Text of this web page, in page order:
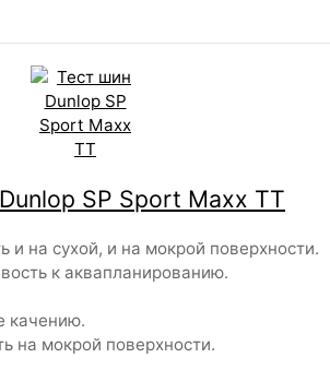
Dunlop SP Sport Maxx TT
и на сухой, и на мокрой поверхности.
к аквапланированию.
качению.
на мокрой поверхности.